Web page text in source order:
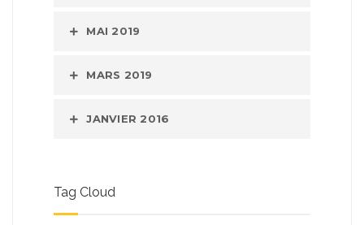
MAI 2019
MARS 2019
JANVIER 2016
Tag Cloud